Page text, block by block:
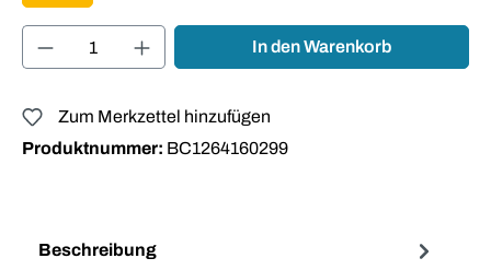
Produkt Anzahl: Gib den gewünschten
In den Warenkorb
Zum Merkzettel hinzufügen
Produktnummer: BC1264160299
Beschreibung